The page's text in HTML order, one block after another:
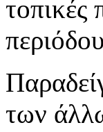
τοπικές
των